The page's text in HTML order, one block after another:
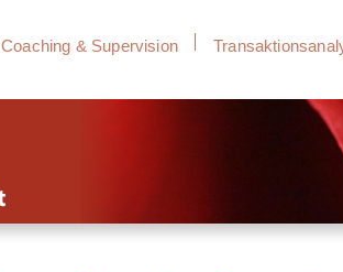
Coaching & Supervision